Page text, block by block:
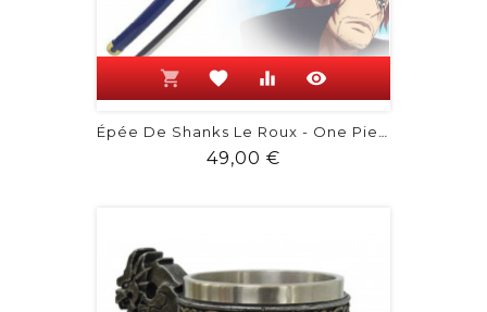
shopping_cart favorite equalizer visibility
Épée De Shanks Le Roux - One Piece
49,00 €